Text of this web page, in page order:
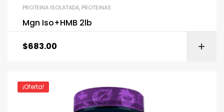
PROTEINA ISOLATADA, PROTEINAS
Mgn Iso+HMB 2lb
$683.00
¡Oferta!